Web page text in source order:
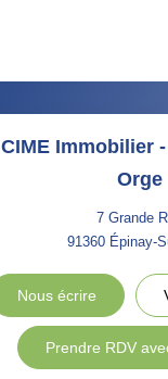
CIME Immobilier
Orge
7 Grande
91360 Épinay-
Nous écrire
Prendre RDV